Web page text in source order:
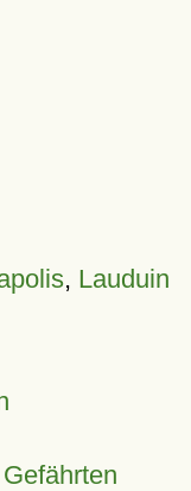
, Lauduin